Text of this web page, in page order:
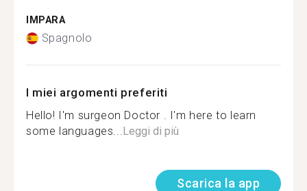
IMPARA
Spagnolo
I miei argomenti preferiti
Hello! I'm surgeon Doctor . I'm here to learn
some languages...Leggi di più
Scarica la app